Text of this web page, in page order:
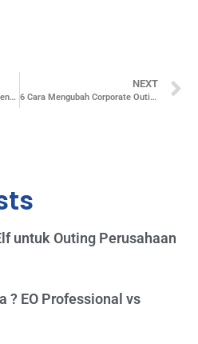
Strategi Sukses Mengelola Event M.I.C.E
NEXT
6 Cara Mengubah Corporate Outing Menjadi Lebih Asik
untuk Outing Perusahaan
? EO Professional vs